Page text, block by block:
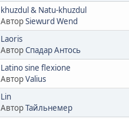
khuzdul & Natu-khuzdul
АвторSiewurd Wend
Laoris
АвторСпадар Антось
Latino sine flexione
АвторValius
Lin
АвторТайльнемер